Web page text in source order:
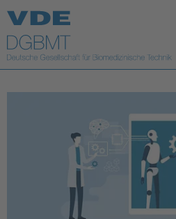
Top Themen
Fokusthemen
AI & Digital Trust
Health